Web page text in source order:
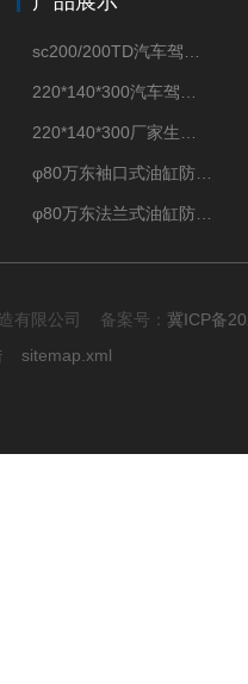
有限公司 备案号： 冀ICP备
sitemap.xml